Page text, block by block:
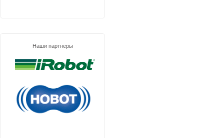
Наши партнеры